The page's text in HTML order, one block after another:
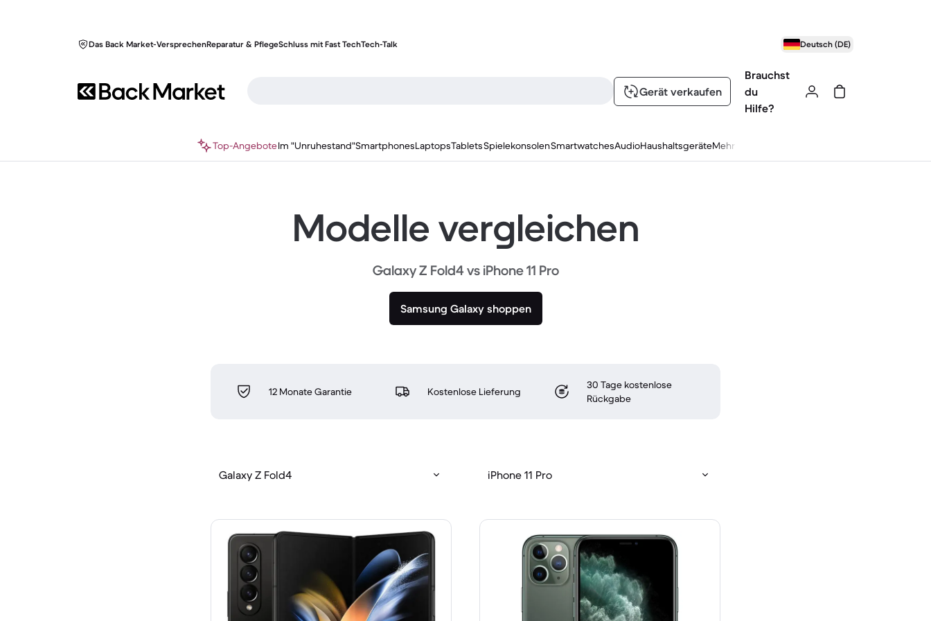
Das Back Market-VersprechenReparatur & PflegeSchluss mit Fast TechTech-Talk Deutsch (DE)
Gerät verkaufen
Brauchst
du
Hilfe?
Top-AngeboteIm "Unruhestand"SmartphonesLaptopsTabletsSpielekonsolenSmartwatchesAudioHaushaltsgeräteMehr
Modelle vergleichen
Galaxy Z Fold4 vs iPhone 11 Pro
Samsung Galaxy shoppen
12 Monate Garantie Kostenlose Lieferung
30 Tage kostenlose
Rückgabe
Galaxy Z Fold4 iPhone 11 Pro